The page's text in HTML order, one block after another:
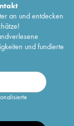
an und entdecken
und fundierte